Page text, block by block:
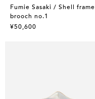
Fumie Sasaki / Shell frame
brooch no.1
¥50,600